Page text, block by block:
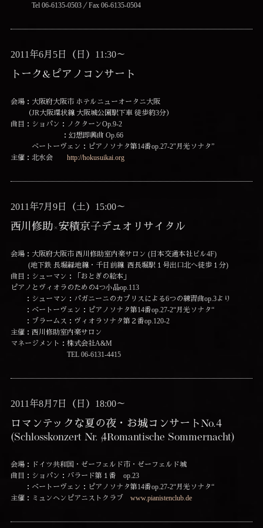
Tel 06-6135-0503／Fax 06-6135-0504
2011年6月5日（日）11:30～
トーク&ピアノコンサート
会場：大阪府大阪市 ホテルニューオータニ大阪
（JR大阪環状線 大阪城公園駅下車 徒歩約3分）
曲目：ショパン：ノクターンOp.9-2
：幻想即興曲 Op.66
ベートーヴェン：ピアノソナタ第14番op.27-2″月光ソナタ”
主催：北水会
http://hokusuikai.org
2011年7月9日（土）15:00～
西川修助×安積京子デュオリサイタル
会場：大阪府大阪市 西川修助室内楽サロン (日本交通本社ビル4F)
(地下鉄 長堀緑地線・千日前線 西長堀駅１号出口北へ徒歩１分)
曲目：シューマン：「おとぎの絵本」
ピアノとヴィオラのための4つ小品op.113
：シューマン：パガニーニのカプリスによる6つの練習曲op.3より
：ベートーヴェン：ピアノソナタ第14番op.27-2“月光ソナタ“
：ブラームス：ヴィオラソナタ第２番op.120-2
主催：西川修助室内楽サロン
マネージメント：株式会社A&M
TEL 06-6131-4415
2011年8月7日（日）18:00～
ロマンテックな夏の夜・お城コンサートNo.4
(Schlosskonzert Nr. 4, Romantische Sommernacht)
会場：ドイツ共和国・ゼーフェルド市・ゼーフェルド城
曲目：ショパン：バラード第１番 op.23
：ベートーヴェン：ピアノソナタ第14番op.27-2“月光ソナタ“
主催：ミュンヘンピアニストクラブ www.pianistenclub.de